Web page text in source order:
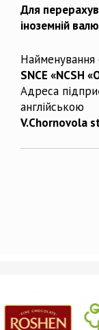
Для
іноземній
Найменування
SNCE «NCSH
Адреса
англійською
V.Chornovola